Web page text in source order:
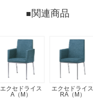
関連商品
エクセドライス
A（M）
エクセドライス
RA（M）